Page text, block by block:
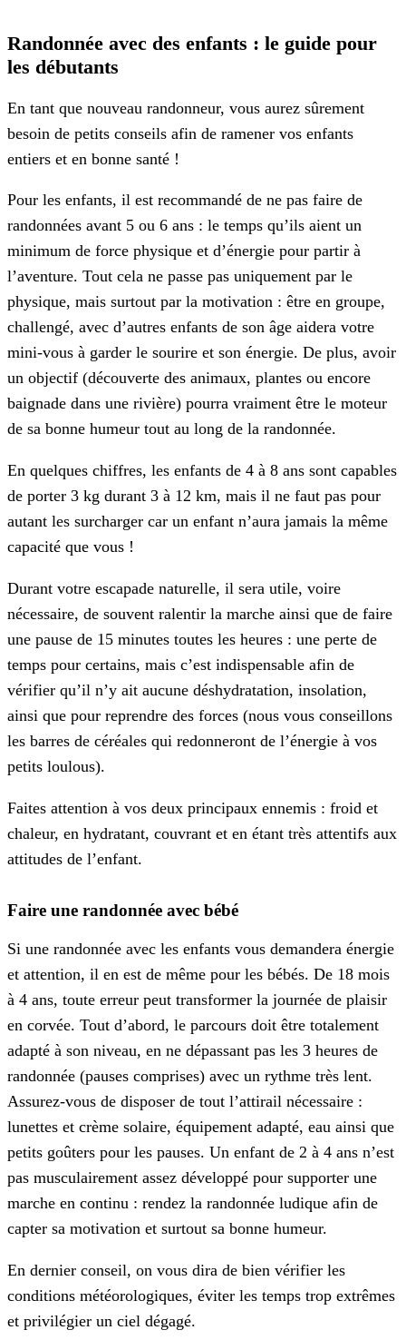
Randonnée avec des enfants : le guide pour
les débutants
En tant que nouveau randonneur, vous aurez sûrement
besoin de petits conseils afin de ramener vos enfants
entiers et en bonne santé !
Pour les enfants, il est recommandé de ne pas faire de
randonnées avant 5 ou 6 ans : le temps qu’ils aient un
minimum de force physique et d’énergie pour partir à
l’aventure. Tout cela ne passe pas uniquement par le
physique, mais surtout par la motivation : être en groupe,
challengé, avec d’autres enfants de son âge aidera votre
mini-vous à garder le sourire et son énergie. De plus, avoir
un objectif (découverte des animaux, plantes ou encore
baignade dans une rivière) pourra vraiment être le moteur
de sa bonne humeur tout au long de la randonnée.
En quelques chiffres, les enfants de 4 à 8 ans sont capables
de porter 3 kg durant 3 à 12 km, mais il ne faut pas pour
autant les surcharger car un enfant n’aura jamais la même
capacité que vous !
Durant votre escapade naturelle, il sera utile, voire
nécessaire, de souvent ralentir la marche ainsi que de faire
une pause de 15 minutes toutes les heures : une perte de
temps pour certains, mais c’est indispensable afin de
vérifier qu’il n’y ait aucune déshydratation, insolation,
ainsi que pour reprendre des forces (nous vous conseillons
les barres de céréales qui redonneront de l’énergie à vos
petits loulous).
Faites attention à vos deux principaux ennemis : froid et
chaleur, en hydratant, couvrant et en étant très attentifs aux
attitudes de l’enfant.
Faire une randonnée avec bébé
Si une randonnée avec les enfants vous demandera énergie
et attention, il en est de même pour les bébés. De 18 mois
à 4 ans, toute erreur peut transformer la journée de plaisir
en corvée. Tout d’abord, le parcours doit être totalement
adapté à son niveau, en ne dépassant pas les 3 heures de
randonnée (pauses comprises) avec un rythme très lent.
Assurez-vous de disposer de tout l’attirail nécessaire :
lunettes et crème solaire, équipement adapté, eau ainsi que
petits goûters pour les pauses. Un enfant de 2 à 4 ans n’est
pas musculairement assez développé pour supporter une
marche en continu : rendez la randonnée ludique afin de
capter sa motivation et surtout sa bonne humeur.
En dernier conseil, on vous dira de bien vérifier les
conditions météorologiques, éviter les temps trop extrêmes
et privilégier un ciel dégagé.